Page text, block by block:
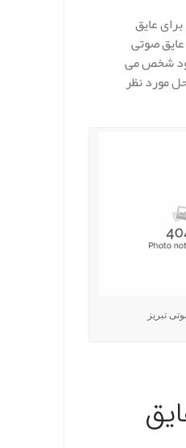
برای عایق
صوتی
شخص می
مورد نظر
تبریز